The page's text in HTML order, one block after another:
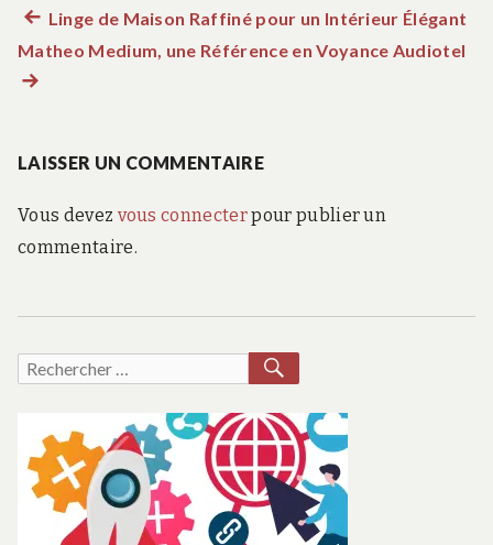
Navigation
de
Article
précédent :
Linge de Maison Raffiné pour un Intérieur Élégant
Matheo Medium, une Référence en Voyance Audiotel
LAISSER UN COMMENTAIRE
Vous devez vous connecterpour publier un
commentaire.
Recherche
RECHERCHER